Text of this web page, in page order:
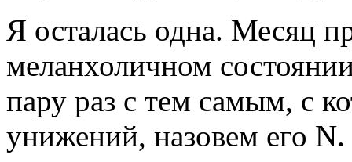
Я осталась одна. Месяц
меланхоличном
пару раз с тем самым, с
унижений, назовем его